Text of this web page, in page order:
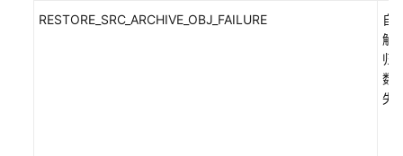
RESTORE_SRC_ARCHIVE_OBJ_FAILURE
自
解
归
数
失